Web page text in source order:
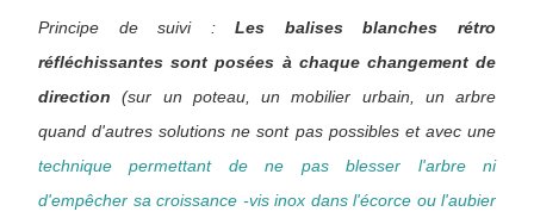
Principe de suivi :Les balises blanches rétro
réfléchissantes sont posées à chaque changement de
direction (sur un poteau, un mobilier urbain, un arbre
quand d'autres solutions ne sont pas possibles et avec une
technique permettant de ne pas blesser l'arbre ni
d'empêcher sa croissance -vis inox dans l'écorce ou l'aubier